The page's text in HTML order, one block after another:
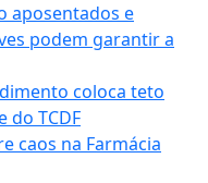
aposentados e
podem garantir a
coloca teto
do TCDF
caos na Farmácia